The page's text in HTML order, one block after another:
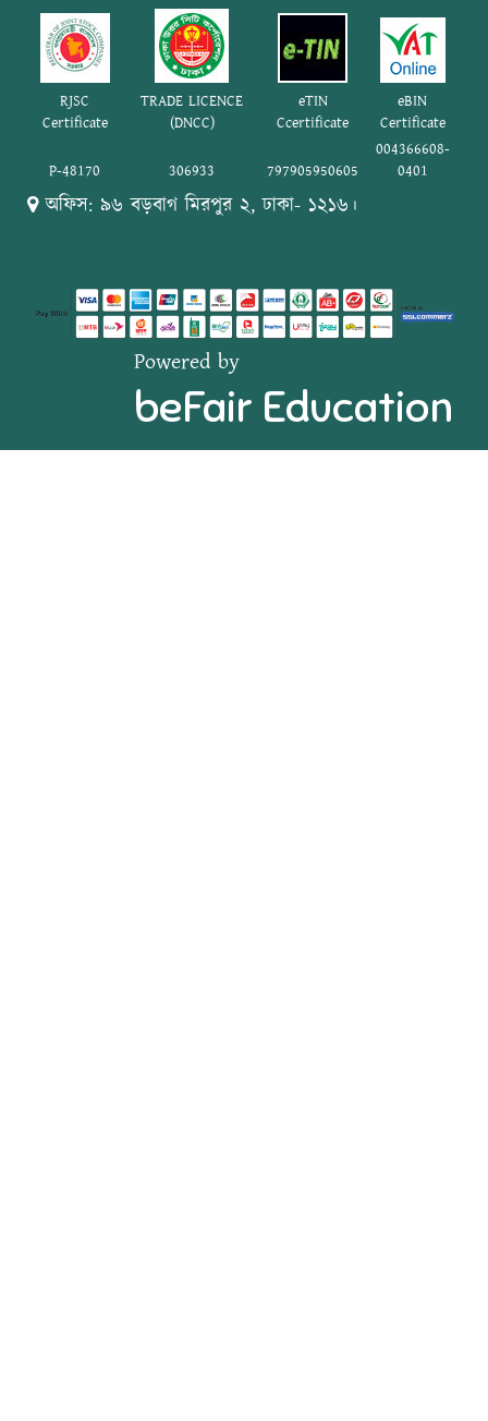
RJSC
Certificate
TRADE LICENCE
(DNCC)
eTIN
Ccertificate
eBIN
Certificate
P-48170 306933 797905950605
004366608-
0401
অফিস: ৯৬ বড়বাগ মিরপুর ২, ঢাকা- ১২১৬।
Powered by
beFair Education